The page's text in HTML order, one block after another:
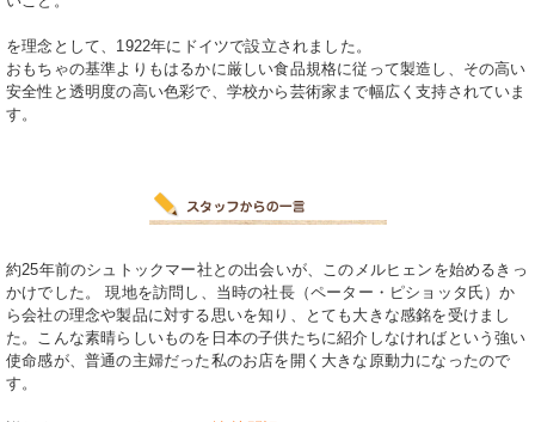
を理念として、1922年にドイツで設立されました。
おもちゃの基準よりもはるかに厳しい食品規格に従って製造し、その高い
安全性と透明度の高い色彩で、学校から芸術家まで幅広く支持されていま
す。
約25年前のシュトックマー社との出会いが、このメルヒェンを始めるきっ
かけでした。 現地を訪問し、当時の社長（ペーター・ピショッタ氏）か
ら会社の理念や製品に対する思いを知り、とても大きな感銘を受けまし
た。こんな素晴らしいものを日本の子供たちに紹介しなければという強い
使命感が、普通の主婦だった私のお店を開く大きな原動力になったので
す。